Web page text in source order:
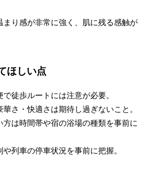
まり感が非常に強く、肌に残る感触が
ほしい点
徒歩ルートには注意が必要。
さ・快適さは期待し過ぎないこと。
方は時間帯や宿の浴場の種類を事前に
列車の停車状況を事前に把握。